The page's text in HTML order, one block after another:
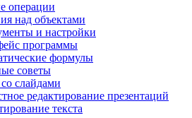
операции
над объектами
и настройки
программы
формулы
советы
слайдами
редактирование презентаций
текста